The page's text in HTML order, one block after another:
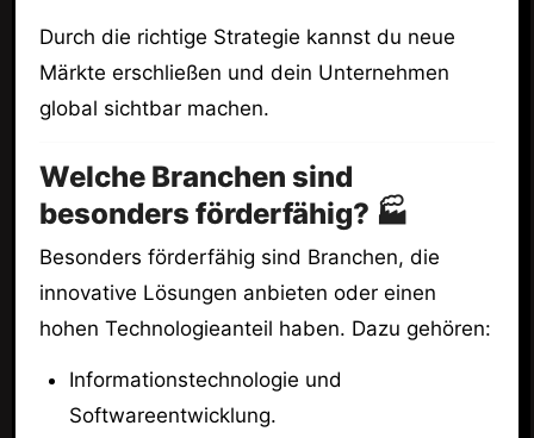
Durch die richtige Strategie kannst du neue
Märkte erschließen und dein Unternehmen
global sichtbar machen.
Welche Branchen sind
besonders förderfähig? 🏭
Besonders förderfähig sind Branchen, die
innovative Lösungen anbieten oder einen
hohen Technologieanteil haben. Dazu gehören:
Informationstechnologie und
Softwareentwicklung.